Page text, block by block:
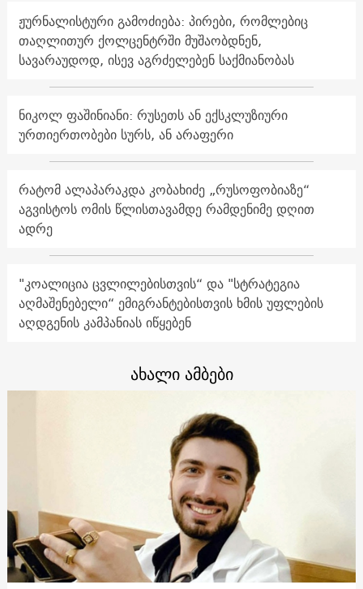
ჟურნალისტური გამოძიება: პირები, რომლებიც
თაღლითურ ქოლცენტრში მუშაობდნენ,
სავარაუდოდ, ისევ აგრძელებენ საქმიანობას
ნიკოლ ფაშინიანი: რუსეთს ან ექსკლუზიური
ურთიერთობები სურს, ან არაფერი
რატომ ალაპარაკდა კობახიძე „რუსოფობიაზე“
აგვისტოს ომის წლისთავამდე რამდენიმე დღით
ადრე
"კოალიცია ცვლილებისთვის“ და "სტრატეგია
აღმაშენებელი“ ემიგრანტებისთვის ხმის უფლების
აღდგენის კამპანიას იწყებენ
ახალი ამბები